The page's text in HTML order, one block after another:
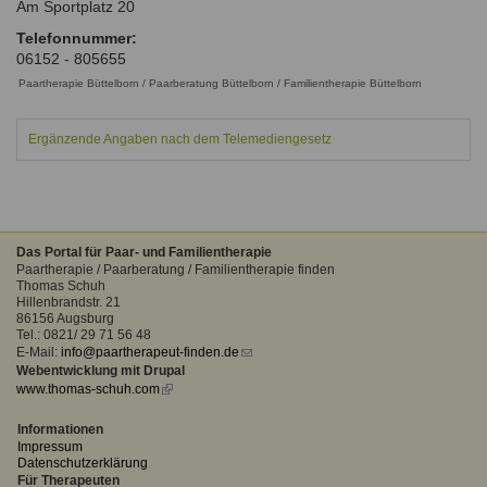
Qualitätssicherung
Qualität unserer Therapeuten
Familienthemen
Systemischer Ansatz
Ausbildungsinstitute
Fortbildungen
Information über Qualifikation
vergessen?
Anmelden
Links
Formular zur Registrierung
Am Sportplatz 20
Telefonnummer:
06152 - 805655
Paartherapie Büttelborn / Paarberatung Büttelborn / Familientherapie Büttelborn
Ergänzende Angaben nach dem Telemediengesetz
Das Portal für Paar- und Familientherapie
Paartherapie / Paarberatung / Familientherapie finden
Thomas Schuh
Hillenbrandstr. 21
86156 Augsburg
Tel.: 0821/ 29 71 56 48
E-Mail: info@paartherapeut-finden.de (link
Webentwicklung mit Drupal
www.thomas-schuh.com(link
Informationen
Impressum
Datenschutzerklärung
Für Therapeuten